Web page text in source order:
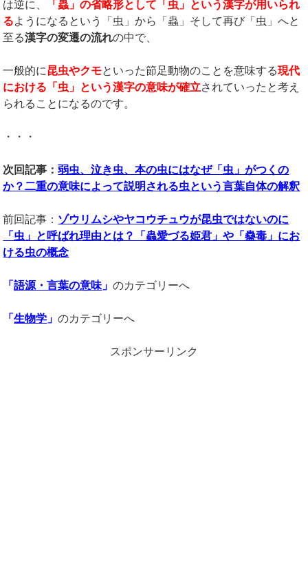
は逆に、
「蟲」の省略形として「虫」という漢字が用いられ
るようになるという「虫」から「蟲」そして再び「虫」へと
至る漢字の変遷の流れの中で、
一般的に昆虫やクモといった節足動物のことを意味する現代
における「虫」という漢字の意味が確立されていったと考え
られることになるのです。
・・・
次回記事：弱虫、泣き虫、本の虫にはなぜ「虫」がつくの
か？二重の意味によって説明される虫という言葉自体の解釈
前回記事： ゾウリムシやヤコウチュウが昆虫ではないのに
「虫」と呼ばれ理由とは？「蟲愛づる姫君」や「蠱毒」にお
ける虫の概念
「語源・言葉の意味」のカテゴリーへ
「生物学 」のカテゴリーへ
スポンサーリンク